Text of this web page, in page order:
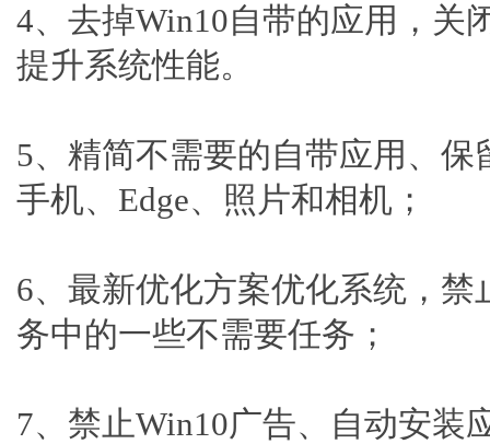
4、去掉Win10自带的应用，关
提升系统性能。
5、精简不需要的自带应用、
手机、Edge、照片和相机；
6、最新优化方案优化系统，
务中的一些不需要任务；
7、禁止Win10广告、自动安装